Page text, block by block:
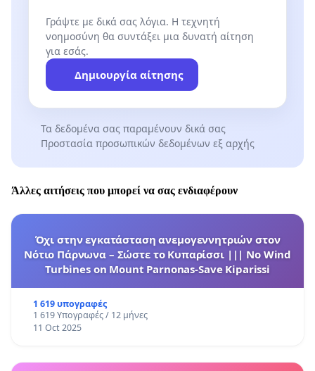
Γράψτε με δικά σας λόγια. Η τεχνητή
νοημοσύνη θα συντάξει μια δυνατή αίτηση
για εσάς.
Δημιουργία αίτησης
Τα δεδομένα σας παραμένουν δικά σας
Προστασία προσωπικών δεδομένων εξ αρχής
Άλλες αιτήσεις που μπορεί να σας ενδιαφέρουν
Όχι στην εγκατάσταση ανεμογεννητριών στον
Νότιο Πάρνωνα – Σώστε το Κυπαρίσσι ||| No Wind
Turbines on Mount Parnonas-Save Kiparissi
1 619 υπογραφές
1 619 Υπογραφές / 12 μήνες
11 Oct 2025